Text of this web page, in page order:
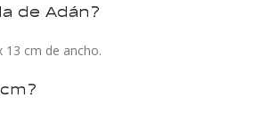
de Adán?
13 cm de ancho.